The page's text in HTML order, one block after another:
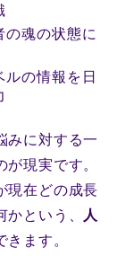
の魂の状態に
ルの情報を日
みに対する一
現実です。
現在どの成長
という、
人
きます。